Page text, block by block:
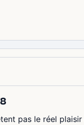
pas le réel